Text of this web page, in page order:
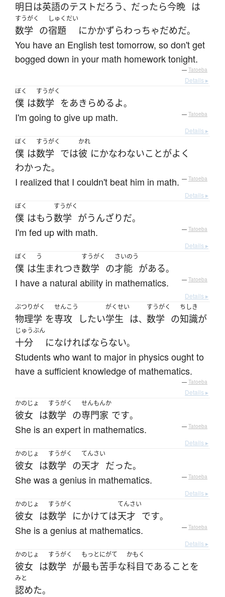
明日 は英語のテストだろう、 だったら今晩 は
すうがく
数学 の
しゅくだい
宿題 にかかずらわっちゃだめだ。
You have an English test tomorrow, so don't get
bogged down in your math homework tonight.
— Tatoeba
Details ▸
ぼく
僕 は
すうがく
数学 をあきらめるよ。
I'm going to give up math. — Tatoeba
Details ▸
ぼく
僕 は
すうがく
数学 では
かれ
彼 にかなわないことがよく
わかった。
I realized that I couldn't beat him in math. — Tatoeba
Details ▸
ぼく
僕 はもう
すうがく
数学 がうんざりだ。
I'm fed up with math. — Tatoeba
Details ▸
ぼく
僕 は
う
生まれつき
すうがく
数学 の
さいのう
才能 がある。
I have a natural ability in mathematics. — Tatoeba
Details ▸
ぶつりがく
物理学 を
せんこう
専攻 したい
がくせい
学生 は、
すうがく
数学 の
ちしき
知識が
じゅうぶん
十分 になければならない。
Students who want to major in physics ought to
have a sufficient knowledge of mathematics.
— Tatoeba
Details ▸
かのじょ
彼女 は
すうがく
数学 の
せんもんか
専門家 です。
She is an expert in mathematics. — Tatoeba
Details ▸
かのじょ
彼女 は
すうがく
数学 の
てんさい
天才 だった。
She was a genius in mathematics. — Tatoeba
Details ▸
かのじょ
彼女 は
すうがく
数学 にかけては
てんさい
天才 です。
She is a genius at mathematics. — Tatoeba
Details ▸
かのじょ
彼女 は
すうがく
数学 が
もっと
最も
にがて
苦手な
かもく
科目である ことを
みと
認めた。